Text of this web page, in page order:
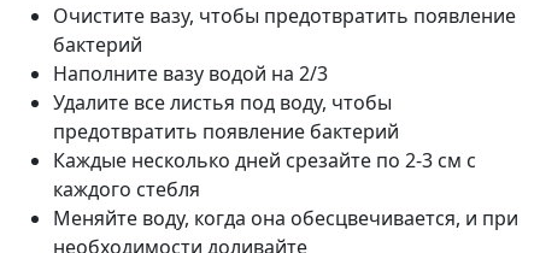
Очистите вазу, чтобы предотвратить появление
бактерий
Наполните вазу водой на 2/3
Удалите все листья под воду, чтобы
предотвратить появление бактерий
Каждые несколько дней срезайте по 2-3 см с
каждого стебля
Меняйте воду, когда она обесцвечивается, и при
необходимости доливайте